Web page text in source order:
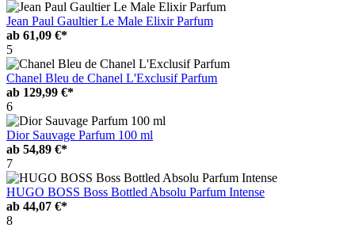
Jean Paul Gaultier Le Male Elixir Parfum
ab 61,09 €*
5
Chanel Bleu de Chanel L'Exclusif Parfum
ab 129,99 €*
6
Dior Sauvage Parfum 100 ml
ab 54,89 €*
7
HUGO BOSS Boss Bottled Absolu Parfum Intense
ab 44,07 €*
8